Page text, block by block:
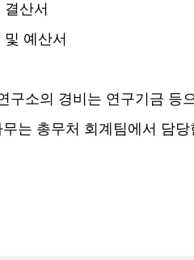
산서
예산서
구소의 경비는 연구기금 등
는 총무처 회계팀에서 담당